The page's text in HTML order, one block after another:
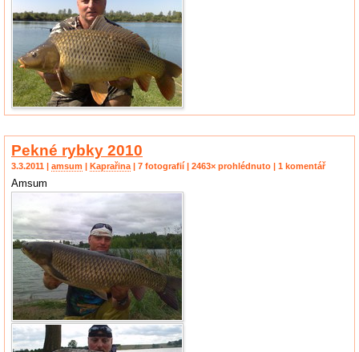
Pekné rybky 2010
3.3.2011 | amsum Kaprařina | 7 fotografií | 2463× prohlédnuto | 1 komentář
Amsum